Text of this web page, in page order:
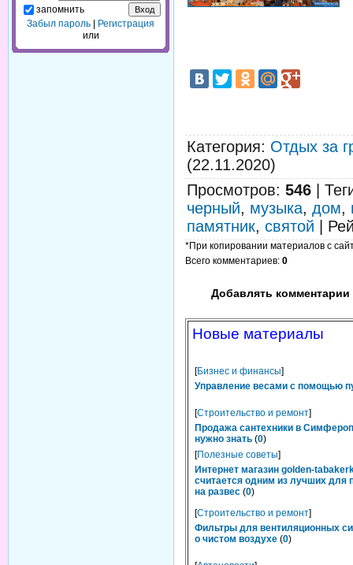
запомнить
Забыл пароль
Регистрация
или
Категория: Отдых за
(22.11.2020)
Просмотров: 546
черный, музыка, дом,
памятник, святой
*При копировании материалов с
Всего комментариев: 0
Добавлять комментарии
Новые материалы
[Бизнес и финансы]
Управление весами с помощью
[Строительство и ремонт]
Продажа сантехники в
нужно знать (0)
[Полезные советы]
Интернет магазин golden-
считается одним из лучших для
на развес (0)
[Строительство и ремонт]
Фильтры для вентиляционных
о чистом воздухе (0)